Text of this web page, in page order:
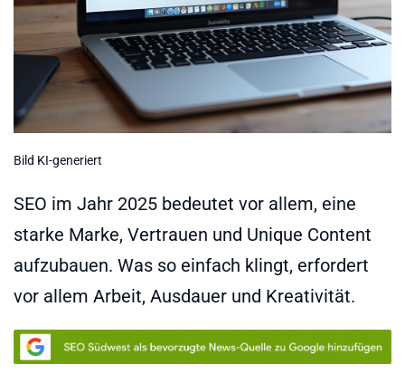
Bild KI-generiert
SEO im Jahr 2025 bedeutet vor allem, eine
starke Marke, Vertrauen und Unique Content
aufzubauen. Was so einfach klingt, erfordert
vor allem Arbeit, Ausdauer und Kreativität.